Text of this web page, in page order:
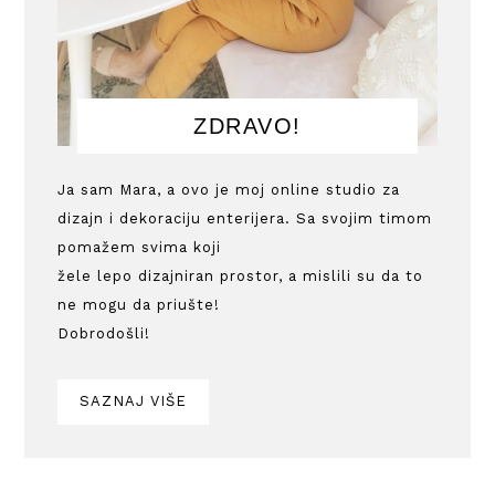
ZDRAVO!
Ja sam Mara, a ovo je moj online studio za
dizajn i dekoraciju enterijera. Sa svojim timom
pomažem svima koji
žele lepo dizajniran prostor, a mislili su da to
ne mogu da priušte!
Dobrodošli!
SAZNAJ VIŠE